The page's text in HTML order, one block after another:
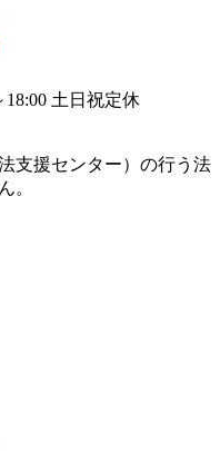
18:00 土日祝定休
支援センター）の行う法
。